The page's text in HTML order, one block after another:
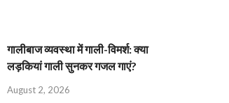
गालीबाज व्‍यवस्‍था में गाली-विमर्श: क्या
लड़कियां गाली सुनकर गजल गाएं?
August 2, 2026